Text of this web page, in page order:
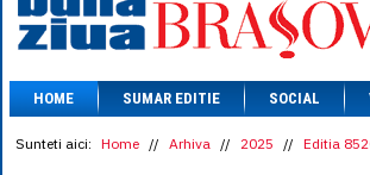
HOME SUMAR EDITIE SOCIAL
Sunteti aici: Home // Arhiva // 2025 // Editia